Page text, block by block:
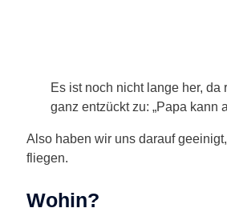
Es ist noch nicht lange her, da
ganz entzückt zu: „Papa kann
Also haben wir uns darauf
fliegen.
Wohin?